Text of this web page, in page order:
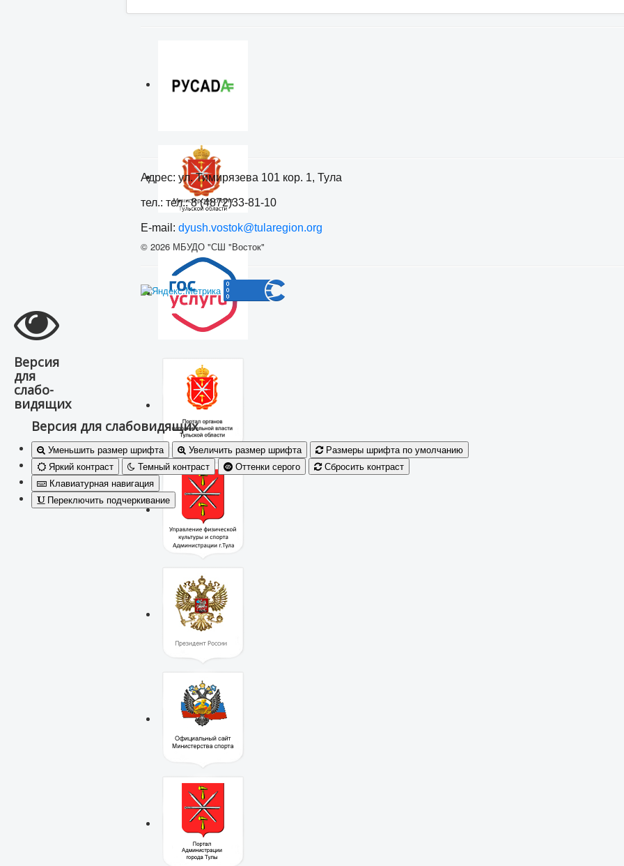
Адрес: ул. Тимирязева 101 кор. 1, Тула
тел.: тел.: 8 (4872)33-81-10
E-mail: dyush.vostok@tularegion.org
© 2026 МБУДО "СШ "Восток"
Версия
для
слабо-
видящих
Версия для слабовидящих
Уменьшить размер шрифта Увеличить размер шрифта
Размеры шрифта по умолчанию
Яркий контраст
Темный контраст Оттенки серого
Сбросить контраст
Клавиатурная навигация
Переключить подчеркивание